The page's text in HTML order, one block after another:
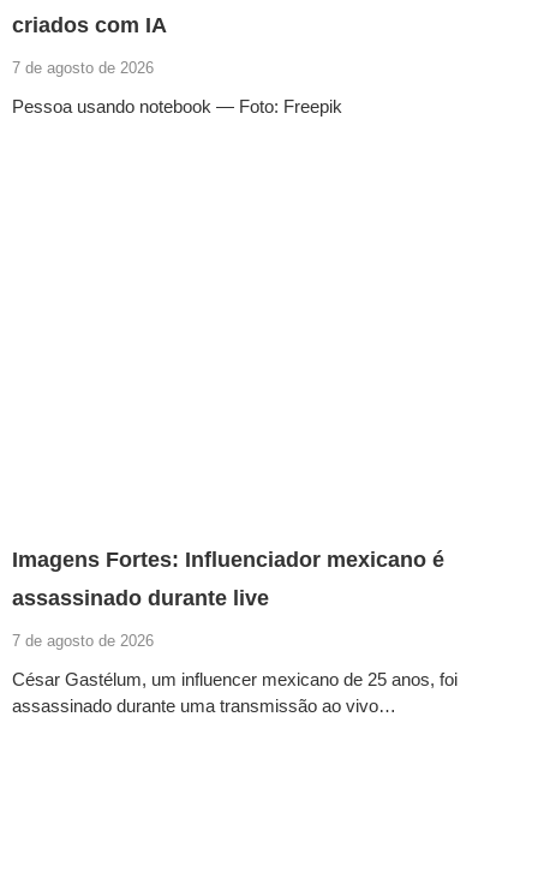
criados com IA
7 de agosto de 2026
Pessoa usando notebook — Foto: Freepik
Imagens Fortes: Influenciador mexicano é
assassinado durante live
7 de agosto de 2026
César Gastélum, um influencer mexicano de 25 anos, foi
assassinado durante uma transmissão ao vivo…